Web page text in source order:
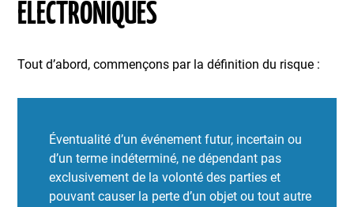
ÉLECTRONIQUES
Tout d’abord, commençons par la définition du risque :
Éventualité d’un événement futur, incertain ou
d’un terme indéterminé, ne dépendant pas
exclusivement de la volonté des parties et
pouvant causer la perte d’un objet ou tout autre